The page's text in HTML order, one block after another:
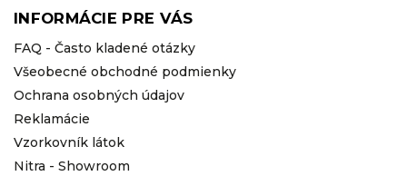
INFORMÁCIE PRE VÁS
FAQ - Často kladené otázky
Všeobecné obchodné podmienky
Ochrana osobných údajov
Reklamácie
Vzorkovník látok
Nitra - Showroom